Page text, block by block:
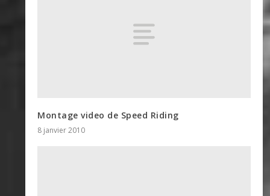
Montage video de Speed Riding
8 janvier 2010